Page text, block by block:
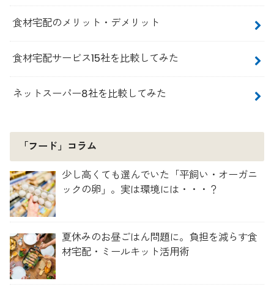
食材宅配のメリット・デメリット
食材宅配サービス15社を比較してみた
ネットスーパー8社を比較してみた
「フード」コラム
少し高くても選んでいた「平飼い・オーガニ
ックの卵」。実は環境には・・・？
夏休みのお昼ごはん問題に。負担を減らす食
材宅配・ミールキット活用術